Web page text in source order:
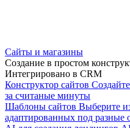
Сайты и магазины
Создание в простом
Интегрировано в CRM
Конструктор сайтов
за считаные минуты
Шаблоны сайтов Выберите
адаптированных под разные